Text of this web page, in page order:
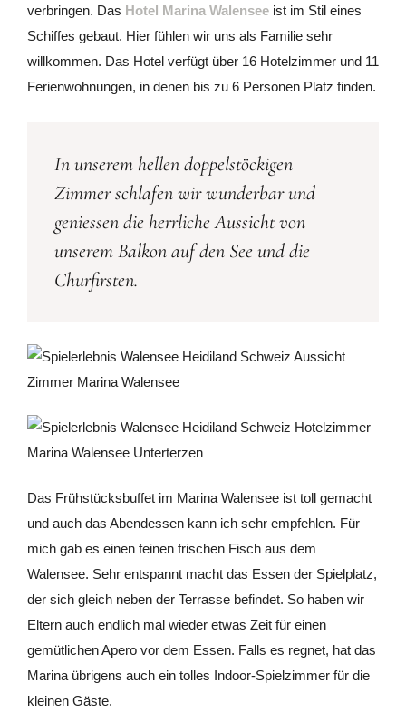
verbringen. Das Hotel Marina Walensee ist im Stil eines
Schiffes gebaut. Hier fühlen wir uns als Familie sehr
willkommen. Das Hotel verfügt über 16 Hotelzimmer und 11
Ferienwohnungen, in denen bis zu 6 Personen Platz finden.
In unserem hellen doppelstöckigen
Zimmer schlafen wir wunderbar und
geniessen die herrliche Aussicht von
unserem Balkon auf den See und die
Churfirsten.
Das Frühstücksbuffet im Marina Walensee ist toll gemacht
und auch das Abendessen kann ich sehr empfehlen. Für
mich gab es einen feinen frischen Fisch aus dem
Walensee. Sehr entspannt macht das Essen der Spielplatz,
der sich gleich neben der Terrasse befindet. So haben wir
Eltern auch endlich mal wieder etwas Zeit für einen
gemütlichen Apero vor dem Essen. Falls es regnet, hat das
Marina übrigens auch ein tolles Indoor-Spielzimmer für die
kleinen Gäste.